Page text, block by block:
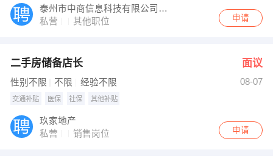
泰州市中商信息科技有限公司无锡分公司
私营
其他职位 申请
二手房储备店长 面议
性别不限 不限 经验不限 08-07
交通补贴 医保 社保 其他补贴
玖家地产
私营
销售岗位 申请